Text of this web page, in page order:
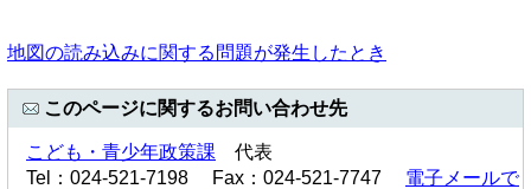
地図の読み込みに関する問題が発生したとき
このページに関するお問い合わせ先
こども・青少年政策課 代表
Tel：024-521-7198 Fax：024-521-7747 電子メールで